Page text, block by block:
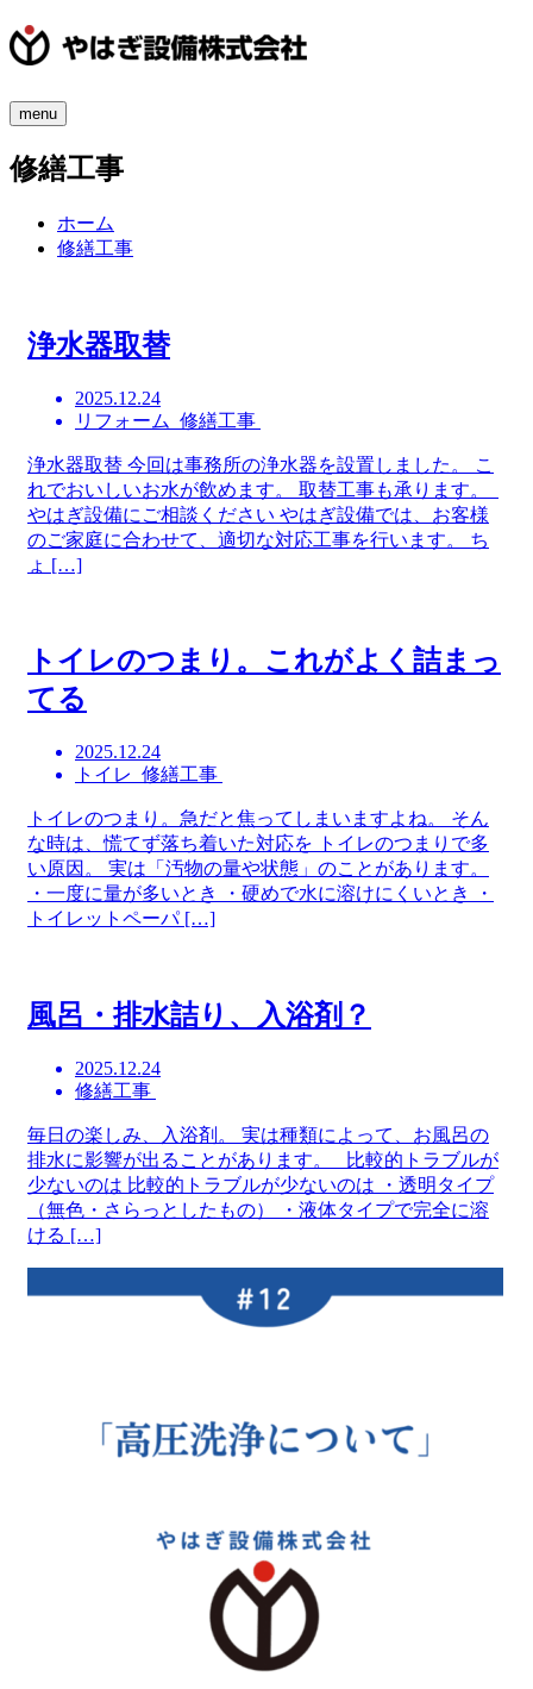
menu
修繕工事
ホーム
修繕工事
浄水器取替
2025.12.24
リフォーム 修繕工事
浄水器取替 今回は事務所の浄水器を設置しました。 こ
れでおいしいお水が飲めます。 取替工事も承ります。
やはぎ設備にご相談ください やはぎ設備では、お客様
のご家庭に合わせて、適切な対応工事を行います。 ち
ょ […]
トイレのつまり。これがよく詰まっ
てる
2025.12.24
トイレ 修繕工事
トイレのつまり。急だと焦ってしまいますよね。 そん
な時は、慌てず落ち着いた対応を トイレのつまりで多
い原因。 実は「汚物の量や状態」のことがあります。
・一度に量が多いとき ・硬めで水に溶けにくいとき ・
トイレットペーパ […]
風呂・排水詰り、入浴剤？
2025.12.24
修繕工事
毎日の楽しみ、入浴剤。 実は種類によって、お風呂の
排水に影響が出ることがあります。 比較的トラブルが
少ないのは 比較的トラブルが少ないのは ・透明タイプ
（無色・さらっとしたもの） ・液体タイプで完全に溶
ける […]